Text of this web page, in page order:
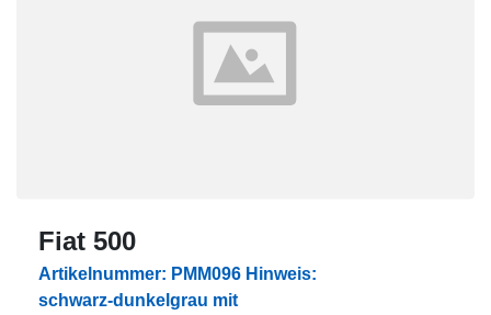
Fiat 500
Artikelnummer: PMM096 Hinweis:
schwarz-dunkelgrau mit